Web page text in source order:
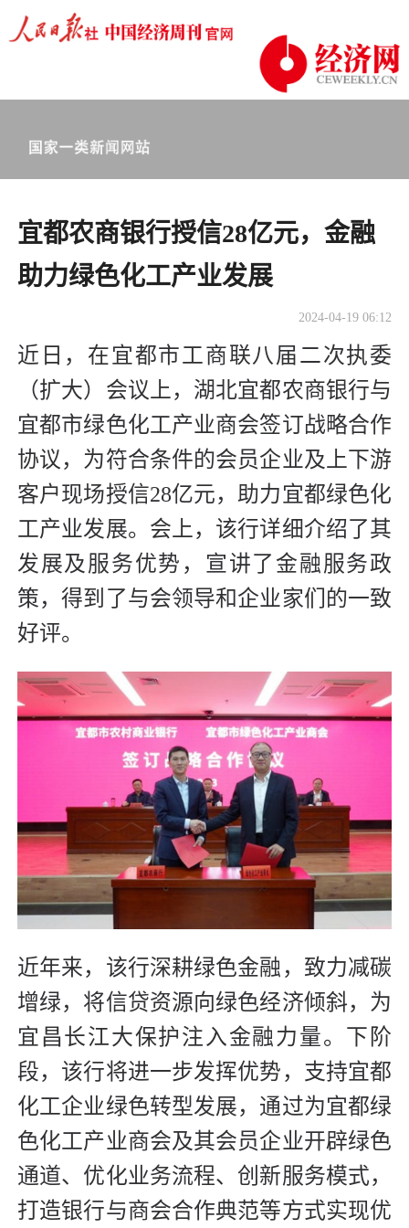
宜都农商银行授信28亿元，金融
助力绿色化工产业发展
2024-04-19 06:12
近日，在宜都市工商联八届二次执委
（扩大）会议上，湖北宜都农商银行与
宜都市绿色化工产业商会签订战略合作
协议，为符合条件的会员企业及上下游
客户现场授信28亿元，助力宜都绿色化
工产业发展。会上，该行详细介绍了其
发展及服务优势，宣讲了金融服务政
策，得到了与会领导和企业家们的一致
好评。
近年来，该行深耕绿色金融，致力减碳
增绿，将信贷资源向绿色经济倾斜，为
宜昌长江大保护注入金融力量。下阶
段，该行将进一步发挥优势，支持宜都
化工企业绿色转型发展，通过为宜都绿
色化工产业商会及其会员企业开辟绿色
通道、优化业务流程、创新服务模式，
打造银行与商会合作典范等方式实现优